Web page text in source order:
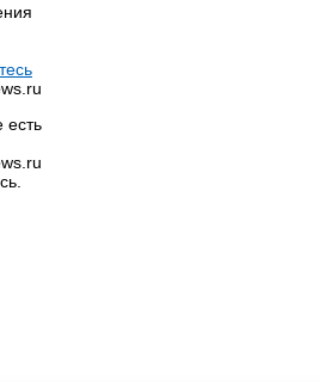
есть